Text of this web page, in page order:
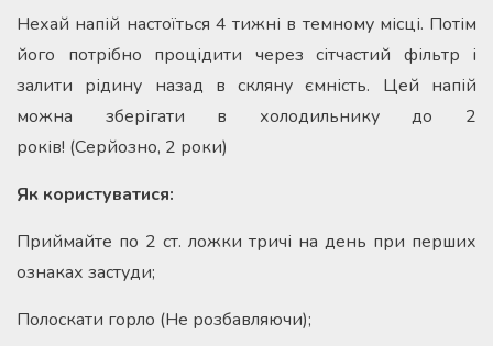
Нехай напій настоїться 4 тижні в темному місці. Потім
його потрібно процідити через сітчастий фільтр і
залити рідину назад в скляну ємність. Цей напій
можна зберігати в холодильнику до 2
років! (Серйозно, 2 роки)
Як користуватися:
Приймайте по 2 ст. ложки тричі на день при перших
ознаках застуди;
Полоскати горло (Не розбавляючи);